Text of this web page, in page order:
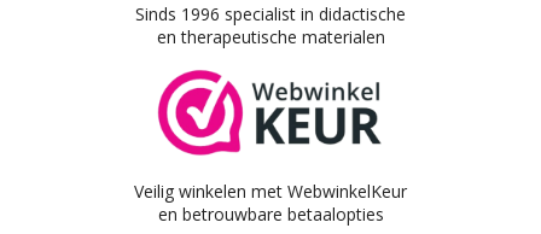
Sinds 1996 specialist in didactische
en therapeutische materialen
Veilig winkelen met WebwinkelKeur
en betrouwbare betaalopties